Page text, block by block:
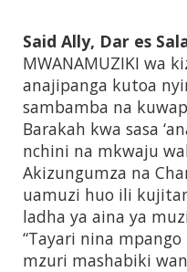
Said Ally, Dar es
MWANAMUZIKI wa
anajipanga kutoa
sambamba na
Barakah kwa sasa
nchini na mkwaju
Akizungumza na
uamuzi huo ili
ladha ya aina ya
“Tayari nina
mzuri mashabiki